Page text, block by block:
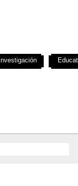
Investigación